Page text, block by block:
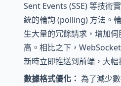
Sent Events (SSE) 等技術
統的輪詢 (polling) 方法。
生大量的冗餘請求，增加
高。相比之下，
新時立即推送到前端，大幅
數據格式優化： 為了減少